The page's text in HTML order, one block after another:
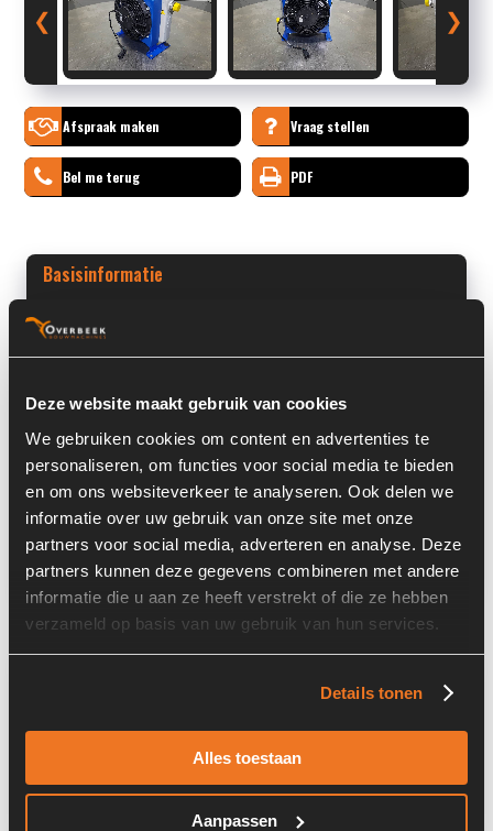
Deze website maakt gebruik van cookies
We gebruiken cookies om content en advertenties te
personaliseren, om functies voor social media te bieden
en om ons websiteverkeer te analyseren. Ook delen we
informatie over uw gebruik van onze site met onze
partners voor social media, adverteren en analyse. Deze
partners kunnen deze gegevens combineren met andere
informatie die u aan ze heeft verstrekt of die ze hebben
verzameld op basis van uw gebruik van hun services.
Details tonen
Alles toestaan
Aanpassen
❮ ❯
Afspraak maken Vraag stellen
Bel me terug PDF
Basisinformatie
Voorraad nummer:
Onderdeel Merk:
Emmegi
Onderdeel Type:
2020K 12 48-37 ASP
Onderdeel nummer:
252012201
Locatie:
4C3L
Past op de volgende machines: